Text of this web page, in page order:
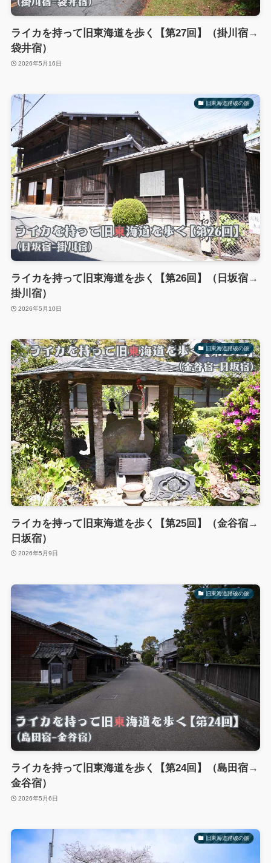
ライカを持って旧東海道を歩く【第27回】（掛川宿→
袋井宿）
2026年5月16日
旧東海道踏破の旅
ライカを持って旧東海道を歩く【第26回】（日坂宿→
掛川宿）
2026年5月10日
旧東海道踏破の旅
ライカを持って旧東海道を歩く【第25回】（金谷宿→
日坂宿）
2026年5月9日
旧東海道踏破の旅
ライカを持って旧東海道を歩く【第24回】（島田宿→
金谷宿）
2026年5月6日
旧東海道踏破の旅